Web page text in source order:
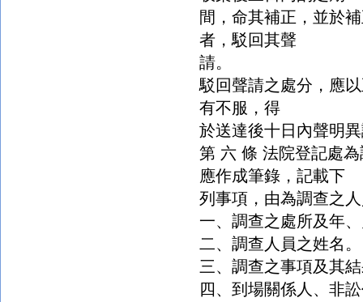
間，命其補正，並於
者，駁回其聲
請。
駁回聲請之處分，應
有不服，得
於送達後十日內聲明
第 六 條 法院登記處
應作成筆錄，記載下
列事項，由為調查之
一、調查之處所及年
二、調查人員之姓名。
三、調查之事項及其
四、到場關係人、非